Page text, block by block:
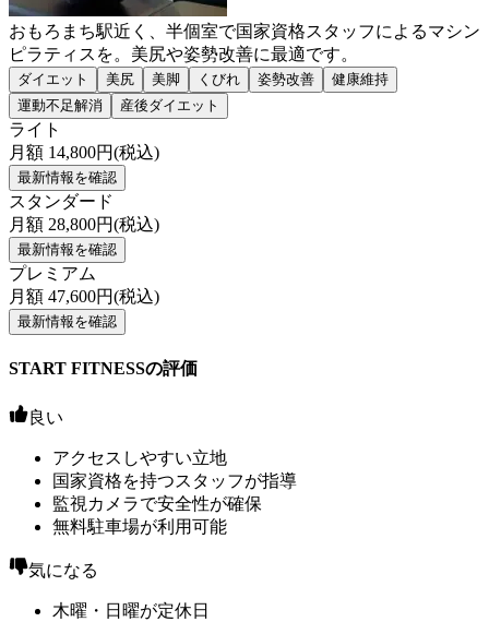
おもろまち駅近く、半個室で国家資格スタッフによるマシン
ピラティスを。美尻や姿勢改善に最適です。
ダイエット 美尻 美脚 くびれ 姿勢改善
健康維持
運動不足解消
産後ダイエット
ライト
月額 14,800円(税込)
最新情報を確認
スタンダード
月額 28,800円(税込)
最新情報を確認
プレミアム
月額 47,600円(税込)
最新情報を確認
START FITNESSの評価
良い
アクセスしやすい立地
国家資格を持つスタッフが指導
監視カメラで安全性が確保
無料駐車場が利用可能
気になる
木曜・日曜が定休日